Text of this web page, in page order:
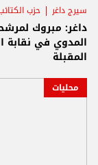
سيرج داغر حزب
داغر: مبروك
المدوي في نقابة
المقبلة
محليات